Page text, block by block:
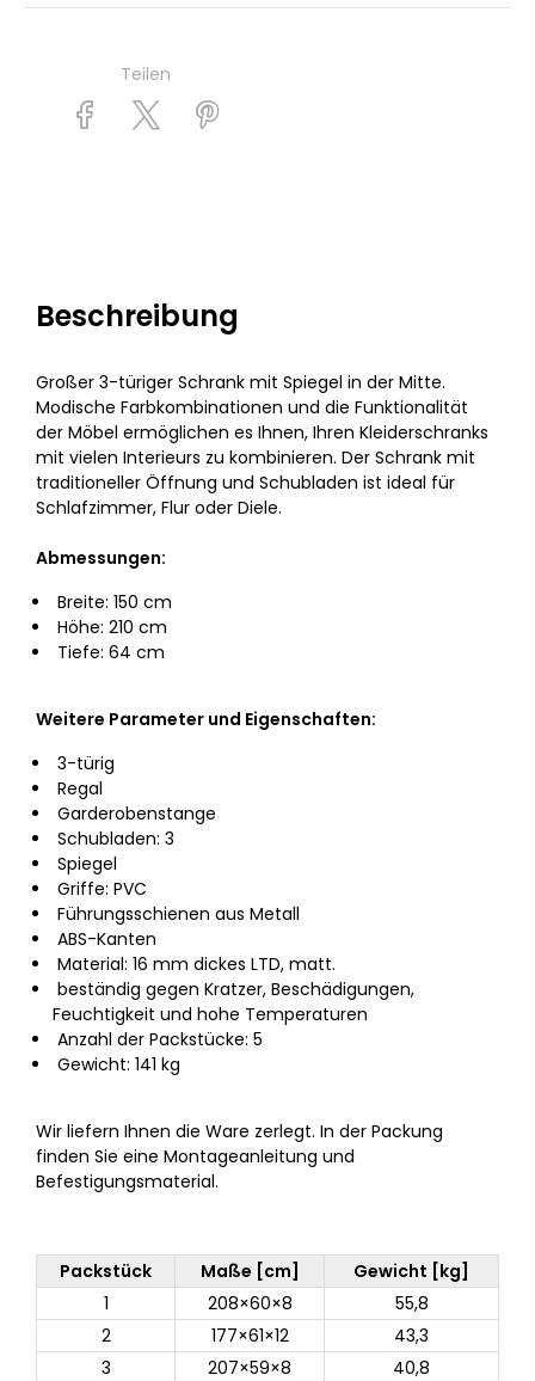
Teilen
Beschreibung
Großer 3-türiger Schrank mit Spiegel in der Mitte.
Modische Farbkombinationen und die Funktionalität
der Möbel ermöglichen es Ihnen, Ihren Kleiderschranks
mit vielen Interieurs zu kombinieren. Der Schrank mit
traditioneller Öffnung und Schubladen ist ideal für
Schlafzimmer, Flur oder Diele.
Abmessungen:
Breite: 150 cm
Höhe: 210 cm
Tiefe: 64 cm
Weitere Parameter und Eigenschaften:
3-türig
Regal
Garderobenstange
Schubladen: 3
Spiegel
Griffe: PVC
Führungsschienen aus Metall
ABS-Kanten
Material: 16 mm dickes LTD, matt.
beständig gegen Kratzer, Beschädigungen,
Feuchtigkeit und hohe Temperaturen
Anzahl der Packstücke: 5
Gewicht: 141 kg
Wir liefern Ihnen die Ware zerlegt. In der Packung
finden Sie eine Montageanleitung und
Befestigungsmaterial.
Packstück Maße [cm]
Gewicht [kg]
1
208×60×8
55,8
2
177×61×12
43,3
3
207×59×8 40,8